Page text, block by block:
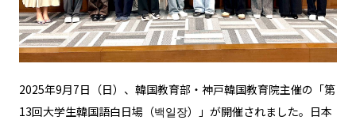
2025年9月7日（日）、韓国教育部・神戸韓国教育院主催の「第
13回大学生韓国語白日場（백일장）」が開催されました。日本